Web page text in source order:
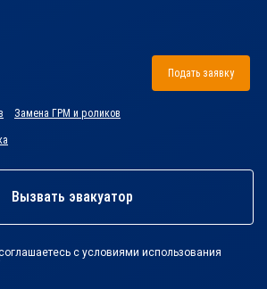
Подать заявку
Замена ГРМ и роликов
Вызвать эвакуатор
с условиями использования